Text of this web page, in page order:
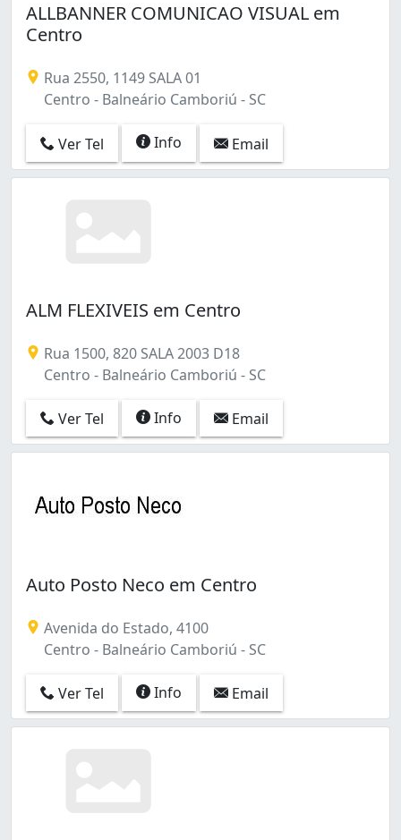
ALLBANNER COMUNICAO VISUAL em
Centro
Rua 2550, 1149 SALA 01
Centro - Balneário Camboriú - SC
Ver Tel Info Email
ALM FLEXIVEIS em Centro
Rua 1500, 820 SALA 2003 D18
Centro - Balneário Camboriú - SC
Ver Tel Info Email
Auto Posto Neco em Centro
Avenida do Estado, 4100
Centro - Balneário Camboriú - SC
Ver Tel Info Email